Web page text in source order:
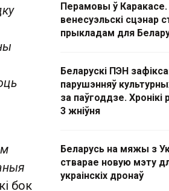
бок
Перамовы ў
венесуэльскі сцэнар
прыкладам для
Беларускі ПЭН
парушэнняў
за паўгоддзе. Хронікі
3 жніўня
Беларусь на мяжы з
стварае новую мэту
украінскіх дронаў